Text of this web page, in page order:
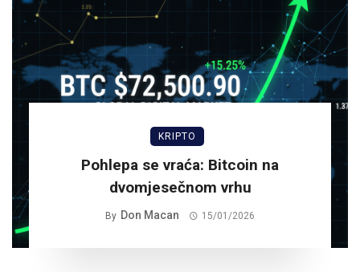
KRIPTO
Pohlepa se vraća: Bitcoin na
dvomjesečnom vrhu
By Don Macan 15/01/2026